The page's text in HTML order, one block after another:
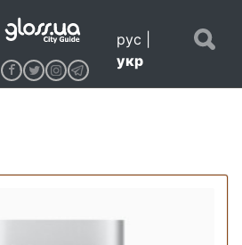
рус
укр